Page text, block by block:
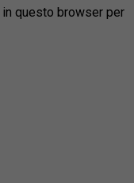
questo browser per